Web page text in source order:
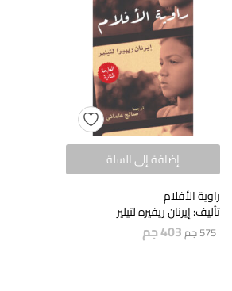
تذكر بياناتي
إضافة إلى السلة
راوية الأفلام
تأليف: إيرنان ريفيره لتيلير
575جم403جم